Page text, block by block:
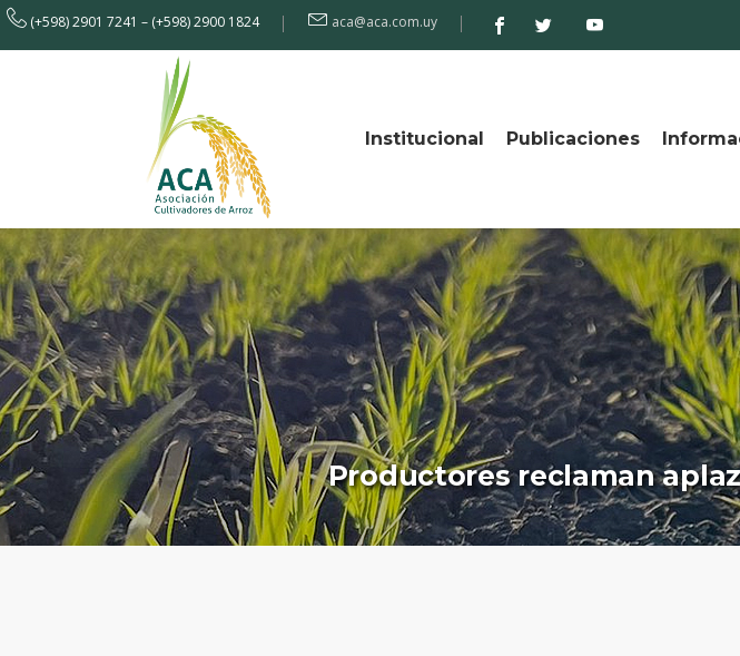
(+598) 2901 7241 – (+598) 2900 1824 aca@aca.com.uy
Institucional Publicaciones
Productores reclaman